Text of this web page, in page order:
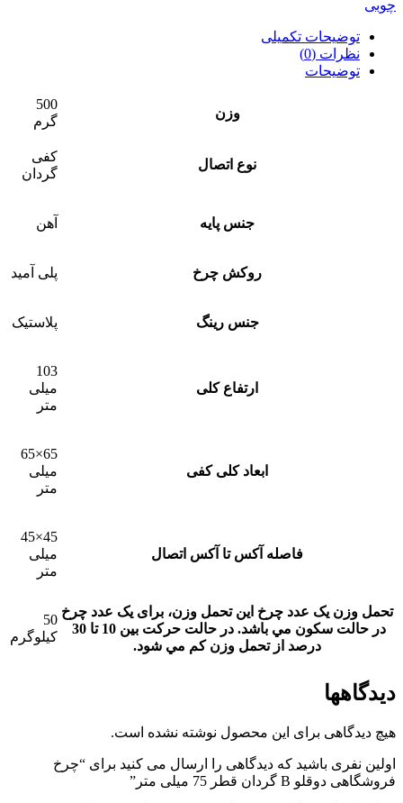
چوبی
توضیحات تکمیلی
نظرات (0)
توضیحات
وزن
500
گرم
نوع اتصال
کفی
گردان
جنس پایه آهن
روکش چرخ پلی آمید
جنس رینگ پلاستیک
ارتفاع کلی
103
میلی
متر
ابعاد کلی کفی
65×65
میلی
متر
فاصله آکس تا آکس اتصال
45×45
میلی
متر
تحمل وزن یک عدد چرخ این تحمل وزن، برای يک عدد چرخ
درصد از تحمل وزن کم مي شود.
50
کیلوگرم
دیدگاهها
هیچ دیدگاهی برای این محصول نوشته نشده است.
اولین نفری باشید که دیدگاهی را ارسال می کنید برای “چرخ
فروشگاهی دوقلو B گردان قطر 75 میلی متر”